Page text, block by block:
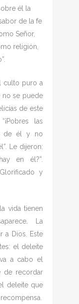
él la
de la fe
Señor,
religión,
culto puro a
no se puede
de este
las
de él y no
Le dijeron:
en él?”.
y
vida tienen
La
a Dios. Este
el deleite
a cabo el
de recordar
deleite que